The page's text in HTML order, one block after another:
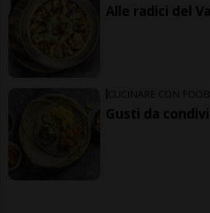
Alle radici del
CUCINARE CON
Gusti da